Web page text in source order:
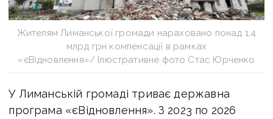
Жителям Лиманської громади нараховано понад 1,4
млрд грн компенсації в рамках
«єВідновлення»/ Ілюстративне фото Стас Юрченко
У Лиманській громаді триває державна
програма «єВідновлення». З 2023 по 2026